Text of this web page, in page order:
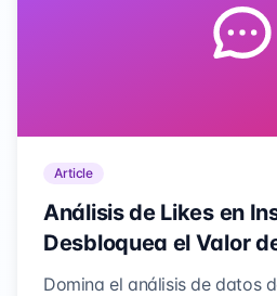
Article
Análisis de Likes en
Desbloquea el Valor
Domina el análisis de datos